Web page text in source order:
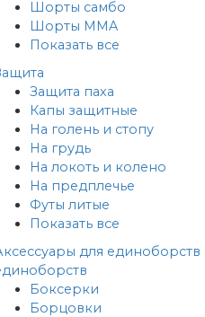
Шорты самбо
Шорты MMA
Показать все
Защита паха
Капы защитные
На голень и стопу
На грудь
На локоть и колено
На предплечье
Футы литые
Показать все
для единоборств
Боксерки
Борцовки